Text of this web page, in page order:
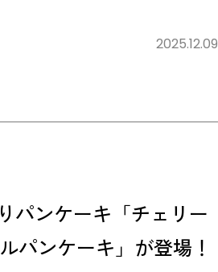
2025.12.09
パンケーキ「チェリー
パンケーキ」が登場！